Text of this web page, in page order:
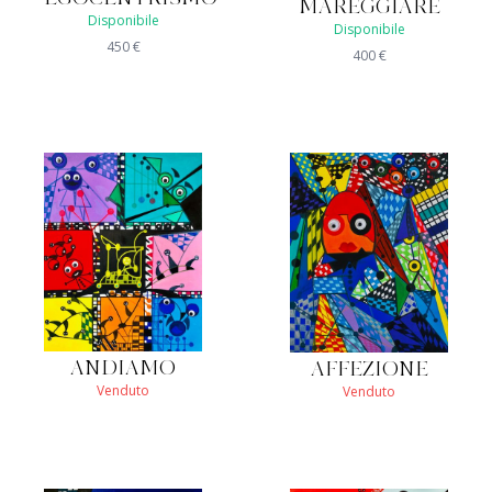
Disponibile
450€
MAREGGIARE
Disponibile
400€
ANDIAMO
Venduto
AFFEZIONE
Venduto